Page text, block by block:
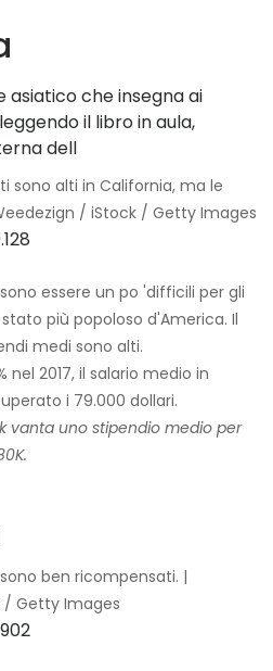
sono alti in California, ma le
/ iStock / Getty Images
essere un po 'difficili per gli
più popoloso d'America. Il
medi sono alti.
nel 2017, il salario medio in
i 79.000 dollari.
vanta uno stipendio medio per
ben ricompensati. |
Getty Images